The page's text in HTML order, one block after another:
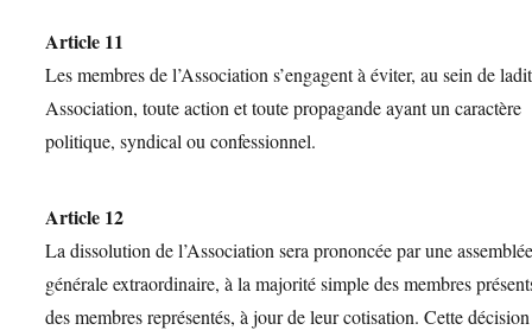
Article 11
Les membres de l’Association s’engagent à éviter, au sein de
Association, toute action et toute propagande ayant un caractère
politique, syndical ou confessionnel.
Article 12
La dissolution de l’Association sera prononcée par une
générale extraordinaire, à la majorité simple des membres
des membres représentés, à jour de leur cotisation. Cette décision